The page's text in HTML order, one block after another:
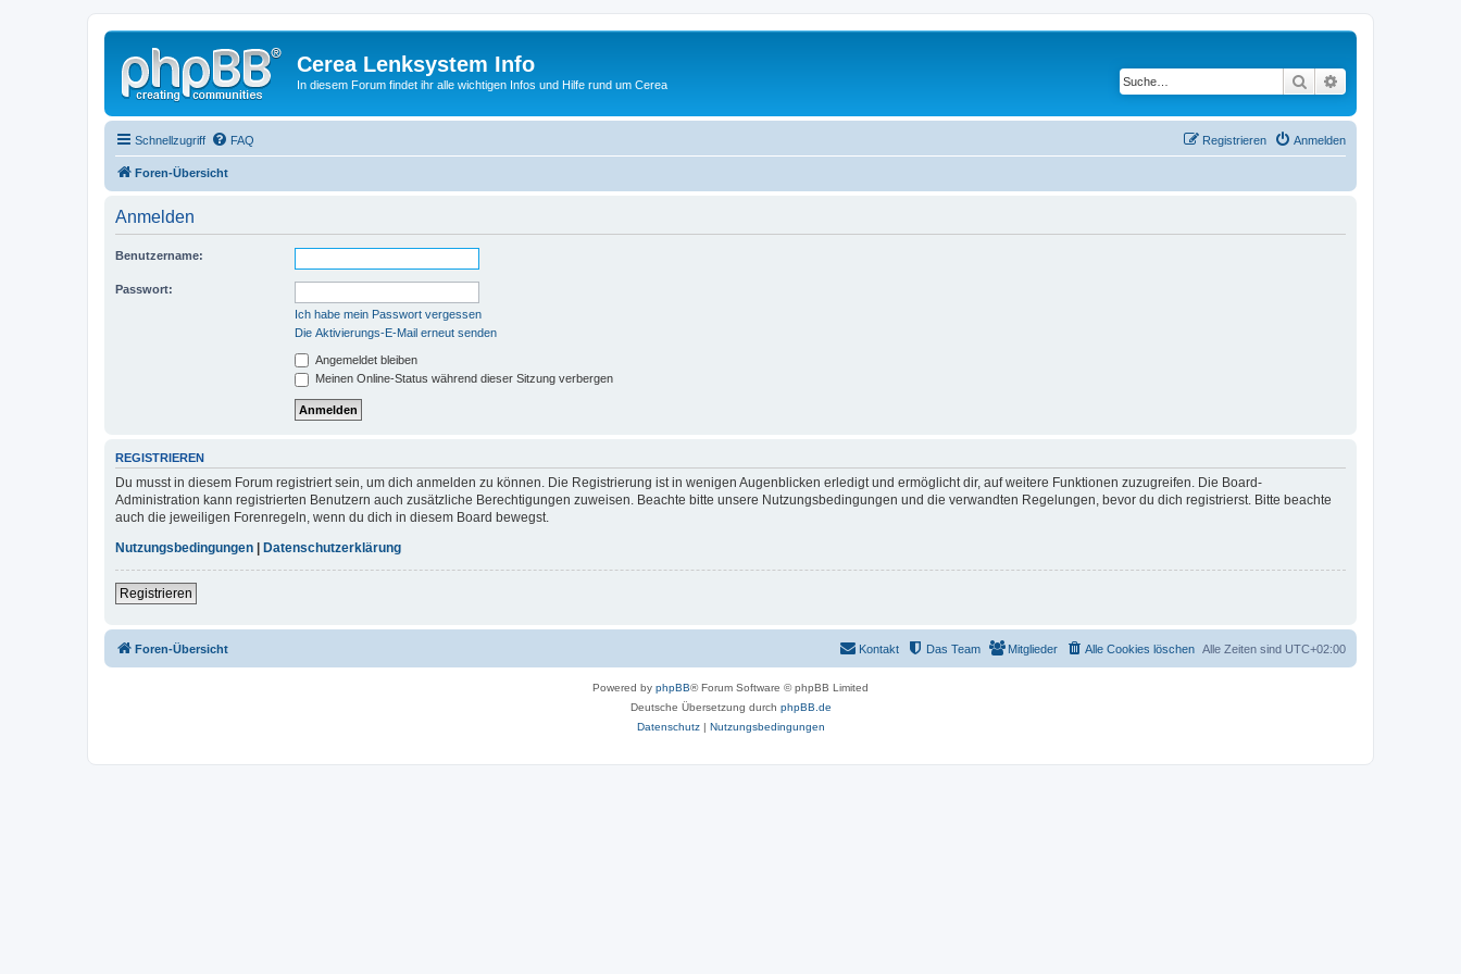
Cerea Lenksystem Info
In diesem Forum findet ihr alle wichtigen Infos und Hilfe rund um Cerea Suche
Schnellzugriff FAQ Anmelden
Registrieren
Foren-Übersicht
Anmelden
Benutzername:
Passwort:
Ich habe mein Passwort vergessen
Die Aktivierungs-E-Mail erneut senden
Angemeldet bleiben
Meinen Online-Status während dieser Sitzung verbergen
REGISTRIEREN
Du musst in diesem Forum registriert sein, um dich anmelden zu können. Die Registrierung ist in wenigen Augenblicken erledigt und ermöglicht dir, auf weitere Funktionen zuzugreifen. Die Board-
Administration kann registrierten Benutzern auch zusätzliche Berechtigungen zuweisen. Beachte bitte unsere Nutzungsbedingungen und die verwandten Regelungen, bevor du dich registrierst. Bitte beachte
auch die jeweiligen Forenregeln, wenn du dich in diesem Board bewegst.
Nutzungsbedingungen
Datenschutzerklärung
Registrieren
Foren-Übersicht Alle Zeiten sind UTC+02:00
Alle Cookies löschen
Mitglieder
Das Team
Kontakt
Powered by phpBB® Forum Software © phpBB Limited
Deutsche Übersetzung durch phpBB.de
Datenschutz| Nutzungsbedingungen